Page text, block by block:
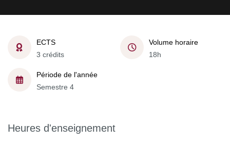
ECTS
3 crédits
Volume horaire
18h
Période de l'année
Semestre 4
Heures d'enseignement